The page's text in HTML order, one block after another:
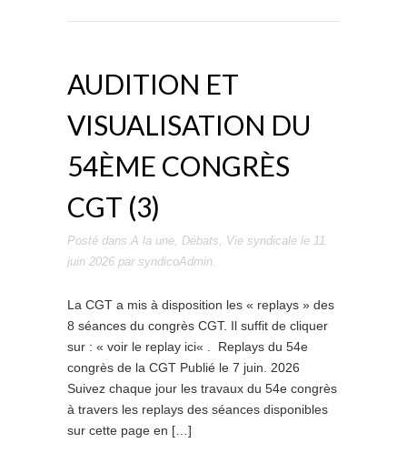
AUDITION ET
VISUALISATION DU
54ÈME CONGRÈS
CGT (3)
Posté dans A la une, Débats, Vie syndicale le 11
juin 2026 par syndicoAdmin.
La CGT a mis à disposition les « replays » des
8 séances du congrès CGT. Il suffit de cliquer
sur : « voir le replay ici« . Replays du 54e
congrès de la CGT Publié le 7 juin. 2026
Suivez chaque jour les travaux du 54e congrès
à travers les replays des séances disponibles
sur cette page en […]